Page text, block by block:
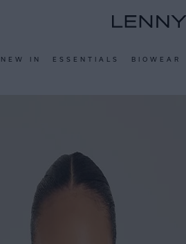
NEW IN ESSENTIALS BIOWEAR